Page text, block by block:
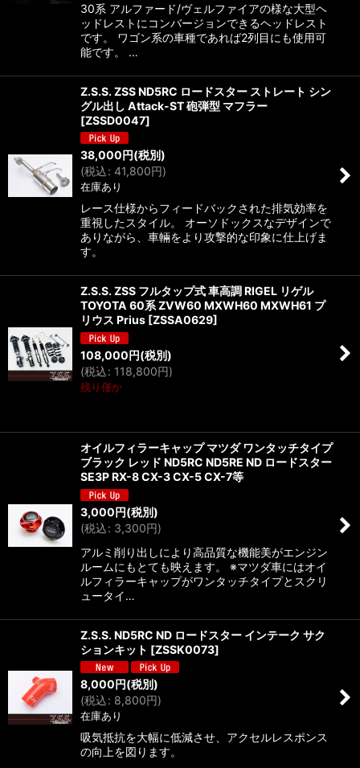
30系 アルファード/ヴェルファイアの様な大型ヘ
ッドレストにコンバージョンできるヘッドレスト
です。 ワゴン系の車種であれば2列目にも使用可
能です。 …
Z.S.S. ZSS ND5RC ロードスター ストレート シン
グル出し Attack-ST 砲弾型 マフラー
[ZSSD0047]
38,000円(税別)
(税込: 41,800円)
在庫あり
レース仕様からフィードバックされた排気効率を
重視したスタイル。 オーソドックスなデザインで
ありながら、車輛をより攻撃的な印象に仕上げま
す。
Z.S.S. ZSS フルタップ式 車高調 RIGEL リゲル
TOYOTA 60系 ZVW60 MXWH60 MXWH61 プ
リウス Prius [ZSSA0629]
108,000円(税別)
(税込: 118,800円)
残り僅か
オイルフィラーキャップ マツダ ワンタッチタイプ
ブラック レッド ND5RC ND5RE ND ロードスター
SE3P RX-8 CX-3 CX-5 CX-7等
3,000円(税別)
(税込: 3,300円)
アルミ削り出しにより高品質な機能美がエンジン
ルームにもとても映えます。 ※マツダ車にはオイ
ルフィラーキャップがワンタッチタイプとスクリ
ュータイ…
Z.S.S. ND5RC ND ロードスター インテーク サク
ションキット [ZSSK0073]
8,000 円(税別)
(税込: 8,800円)
在庫あり
吸気抵抗を大幅に低減させ、アクセルレスポンス
の向上を図ります。